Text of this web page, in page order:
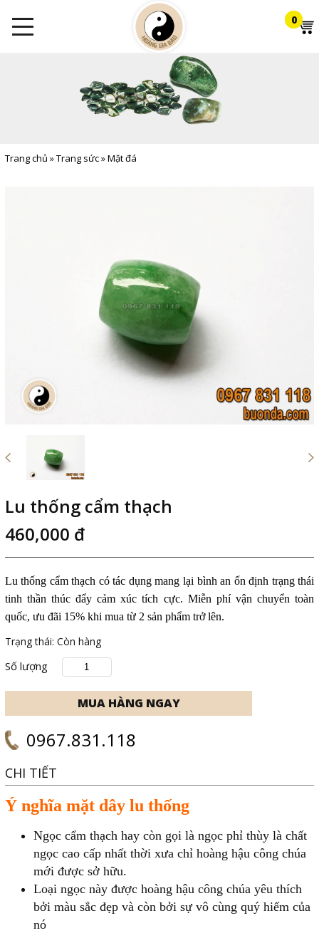
0
Trang chủ »Trang sức»Mặt đá
Lu thống cẩm thạch
460,000 đ
Lu thống cẩm thạch có tác dụng mang lại bình an ổn định trạng thái
tinh thần thúc đẩy cảm xúc tích cực. Miễn phí vận chuyển toàn
quốc, ưu đãi 15% khi mua từ 2 sản phẩm trở lên.
Trạng thái: Còn hàng
Số lượng
0967.831.118
CHI TIẾT
Ý nghĩa mặt dây lu thống
Ngọc cẩm thạch hay còn gọi là ngọc phỉ thùy là chất
ngọc cao cấp nhất thời xưa chỉ hoàng hậu công chúa
mới được sở hữu.
Loại ngọc này được hoàng hậu công chúa yêu thích
bởi màu sắc đẹp và còn bởi sự vô cùng quý hiếm của
nó